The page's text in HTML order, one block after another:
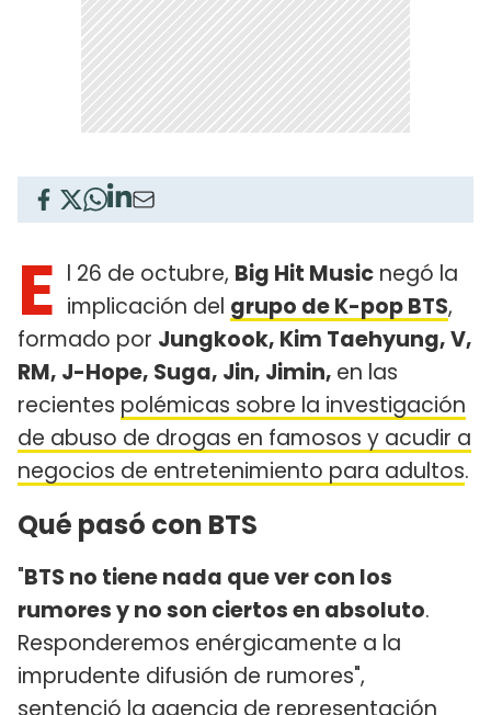
E l 26 de octubre, Big Hit Music negó la
implicación del grupo de K-pop BTS,
formado por Jungkook, Kim Taehyung, V,
RM, J-Hope, Suga, Jin, Jimin, en las
recientes polémicas sobre la investigación
de abuso de drogas en famosos y acudir a
negocios de entretenimiento para adultos.
Qué pasó con BTS
"BTS no tiene nada que ver con los
rumores y no son ciertos en absoluto.
Responderemos enérgicamente a la
imprudente difusión de rumores",
sentenció la agencia de representación